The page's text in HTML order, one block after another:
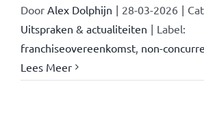
Door Alex Dolphijn | 28-03-2026 |
Uitspraken & actualiteiten | Label:
franchiseovereenkomst, non-
Lees Meer